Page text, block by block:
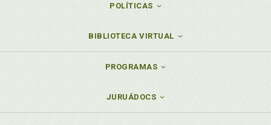
POLÍTICAS
BIBLIOTECA VIRTUAL
PROGRAMAS
JURUÁDOCS